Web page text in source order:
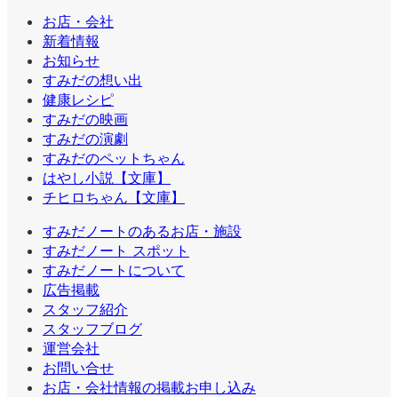
お店・会社
新着情報
お知らせ
すみだの想い出
健康レシピ
すみだの映画
すみだの演劇
すみだのペットちゃん
はやし小説【文庫】
チヒロちゃん【文庫】
すみだノートのあるお店・施設
すみだノート スポット
すみだノートについて
広告掲載
スタッフ紹介
スタッフブログ
運営会社
お問い合せ
お店・会社情報の掲載お申し込み